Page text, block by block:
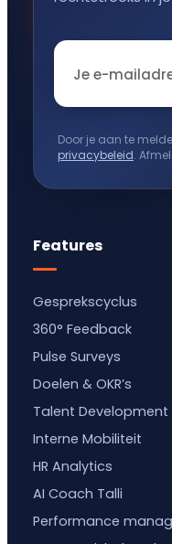
Door je aan te
privacybeleid.
Features
Gesprekscyclus
360° Feedback
Pulse Surveys
Doelen & OKR’s
Talent Development
Interne Mobiliteit
HR Analytics
AI Coach Talli
Performance